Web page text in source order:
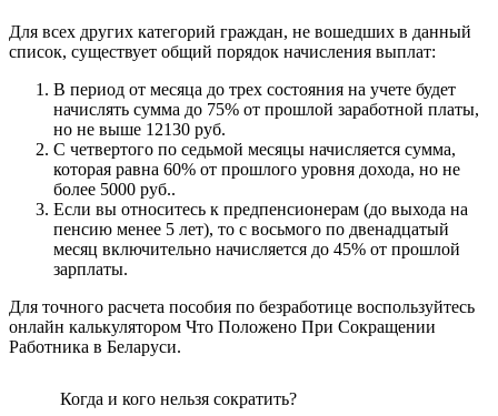
Для всех других категорий граждан, не вошедших в данный
список, существует общий порядок начисления выплат:
В период от месяца до трех состояния на учете будет
начислять сумма до 75% от прошлой заработной платы,
но не выше 12130 руб.
С четвертого по седьмой месяцы начисляется сумма,
которая равна 60% от прошлого уровня дохода, но не
более 5000 руб..
Если вы относитесь к предпенсионерам (до выхода на
пенсию менее 5 лет), то с восьмого по двенадцатый
месяц включительно начисляется до 45% от прошлой
зарплаты.
Для точного расчета пособия по безработице воспользуйтесь
онлайн калькулятором Что Положено При Сокращении
Работника в Беларуси.
Когда и кого нельзя сократить?